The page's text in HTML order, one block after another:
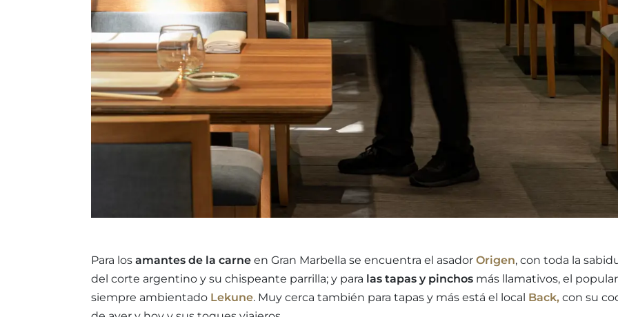
Para los amantes de la carne en Gran Marbella se encuentra el asador Origen, con toda la
del corte argentino y su chispeante parrilla; y para las tapas y pinchos más llamativos, el
siempre ambientado Lekune. Muy cerca también para tapas y más está el local Back, con su